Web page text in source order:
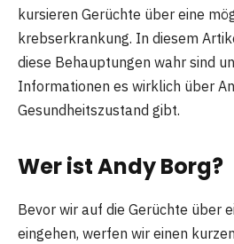
kursieren Gerüchte über eine
krebserkrankung. In diesem
diese Behauptungen wahr sind
Informationen es wirklich über
Gesundheitszustand gibt.
Wer ist Andy Borg?
Bevor wir auf die Gerüchte über
eingehen, werfen wir einen